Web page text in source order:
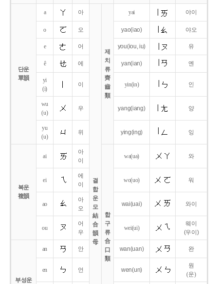
단운
單韻
a 아
결
합
운
모
結
合
韻
母
제
치
류
齊
齒
類
yai 야이
o 오 yao(iao) 야오
e 어 you(iou,iu) 유
ê 에 yan(ian) 옌
yi
(i)
이 yin(in) 인
wu
(u)
우 yang(iang) 양
yu
(u)
위 ying(ing) 잉
복운
複韻
ai
아
이
합
구
류
合
口
類
wa(ua) 와
ei
에
이
wo(uo) 워
ao
아
오
wai(uai) 와이
ou
어
우
wei(ui)
웨이
(우이)
부성운
an 안 wan(uan) 완
en 언 wen(un)
원
(운)